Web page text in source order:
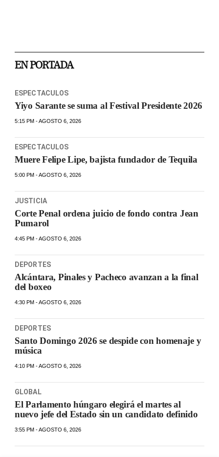
EN PORTADA
ESPECTACULOS
Yiyo Sarante se suma al Festival Presidente 2026
5:15 PM - AGOSTO 6, 2026
ESPECTACULOS
Muere Felipe Lipe, bajista fundador de Tequila
5:00 PM - AGOSTO 6, 2026
JUSTICIA
Corte Penal ordena juicio de fondo contra Jean
Pumarol
4:45 PM - AGOSTO 6, 2026
DEPORTES
Alcántara, Pinales y Pacheco avanzan a la final
del boxeo
4:30 PM - AGOSTO 6, 2026
DEPORTES
Santo Domingo 2026 se despide con homenaje y
música
4:10 PM - AGOSTO 6, 2026
GLOBAL
El Parlamento húngaro elegirá el martes al
nuevo jefe del Estado sin un candidato definido
3:55 PM - AGOSTO 6, 2026